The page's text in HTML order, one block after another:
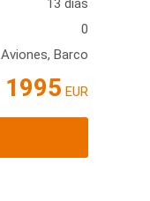
13 días
0
Aviones, Barco
1995 EUR